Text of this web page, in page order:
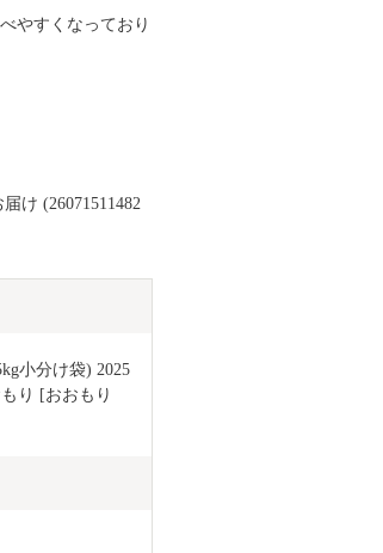
やすくなっており
け (26071511482
小分け袋) 2025
り [おおもり